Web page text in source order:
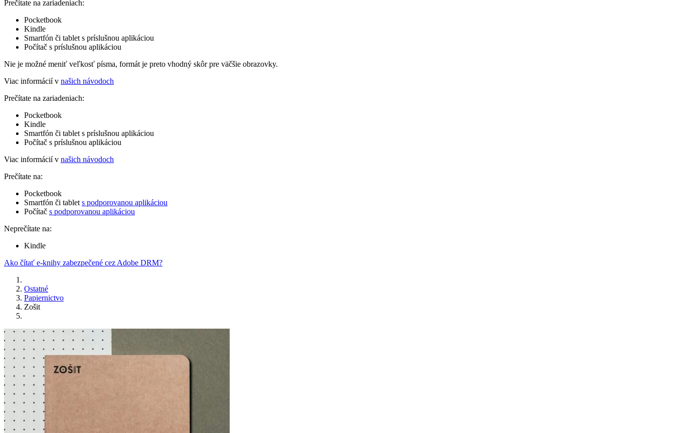
Prečítate na zariadeniach:
Pocketbook
Kindle
Smartfón či tablet s príslušnou aplikáciou
Počítač s príslušnou aplikáciou
Nie je možné meniť veľkosť písma, formát je preto vhodný skôr pre väčšie obrazovky.
Viac informácií v našich návodoch
Prečítate na zariadeniach:
Pocketbook
Kindle
Smartfón či tablet s príslušnou aplikáciou
Počítač s príslušnou aplikáciou
Viac informácií v našich návodoch
Prečítate na:
Pocketbook
Smartfón či tablet s podporovanou aplikáciou
Počítač s podporovanou aplikáciou
Neprečítate na:
Kindle
Ako čítať e-knihy zabezpečené cez Adobe DRM?
Ostatné
Papiernictvo
Zošit